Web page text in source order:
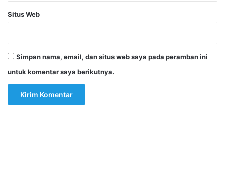
Situs Web
Simpan nama, email, dan situs web saya pada peramban ini
untuk komentar saya berikutnya.